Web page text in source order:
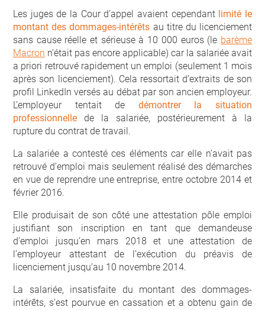
Les juges de la Cour d’appel avaient cependant limité le
montant des dommages-intérêts au titre du licenciement
sans cause réelle et sérieuse à 10 000 euros (le barème
Macron n’était pas encore applicable) car la salariée avait
a priori retrouvé rapidement un emploi (seulement 1 mois
après son licenciement). Cela ressortait d’extraits de son
profil LinkedIn versés au débat par son ancien employeur.
L’employeur tentait de démontrer la situation
professionnelle de la salariée, postérieurement à la
rupture du contrat de travail.
La salariée a contesté ces éléments car elle n’avait pas
retrouvé d’emploi mais seulement réalisé des démarches
en vue de reprendre une entreprise, entre octobre 2014 et
février 2016.
Elle produisait de son côté une attestation pôle emploi
justifiant son inscription en tant que demandeuse
d’emploi jusqu’en mars 2018 et une attestation de
l’employeur attestant de l’exécution du préavis de
licenciement jusqu’au 10 novembre 2014.
La salariée, insatisfaite du montant des dommages-
intérêts, s’est pourvue en cassation et a obtenu gain de